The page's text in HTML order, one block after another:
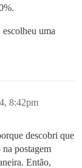
uma
8:42pm
descobri que
postagem
Então,